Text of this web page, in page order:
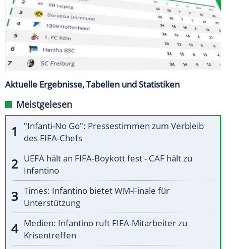
Aktuelle Ergebnisse, Tabellen und Statistiken
Meistgelesen
"Infanti-No Go": Pressestimmen zum Verbleib
des FIFA-Chefs
UEFA hält an FIFA-Boykott fest - CAF hält zu
Infantino
Times: Infantino bietet WM-Finale für
Unterstützung
Medien: Infantino ruft FIFA-Mitarbeiter zu
Krisentreffen